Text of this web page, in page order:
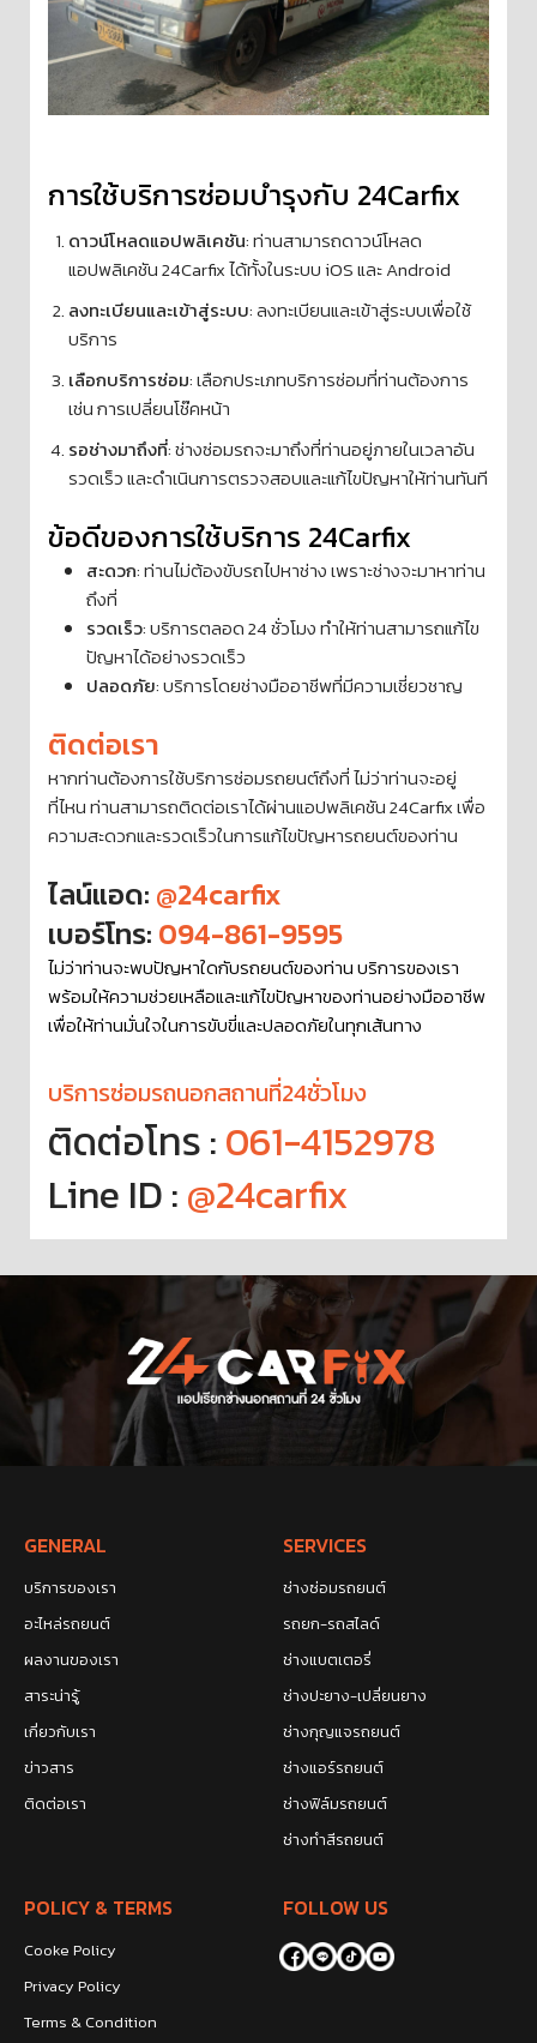
การใช้บริการซ่อมบำรุงกับ 24Carfix
ดาวน์โหลดแอปพลิเคชัน: ท่านสามารถดาวน์โหลด
แอปพลิเคชัน 24Carfix ได้ทั้งในระบบ iOS และ Android
ลงทะเบียนและเข้าสู่ระบบ: ลงทะเบียนและเข้าสู่ระบบเพื่อใช้
บริการ
เลือกบริการซ่อม: เลือกประเภทบริการซ่อมที่ท่านต้องการ
เช่น การเปลี่ยนโช๊คหน้า
รอช่างมาถึงที่: ช่างซ่อมรถจะมาถึงที่ท่านอยู่ภายในเวลาอัน
รวดเร็ว และดำเนินการตรวจสอบและแก้ไขปัญหาให้ท่านทันที
ข้อดีของการใช้บริการ 24Carfix
สะดวก: ท่านไม่ต้องขับรถไปหาช่าง เพราะช่างจะมาหาท่าน
ถึงที่
รวดเร็ว: บริการตลอด 24 ชั่วโมง ทำให้ท่านสามารถแก้ไข
ปัญหาได้อย่างรวดเร็ว
ปลอดภัย: บริการโดยช่างมืออาชีพที่มีความเชี่ยวชาญ
ติดต่อเรา
หากท่านต้องการใช้บริการซ่อมรถยนต์ถึงที่ ไม่ว่าท่านจะอยู่
ที่ไหน ท่านสามารถติดต่อเราได้ผ่านแอปพลิเคชัน 24Carfix เพื่อ
ความสะดวกและรวดเร็วในการแก้ไขปัญหารถยนต์ของท่าน
ไลน์แอด: @24carfix
เบอร์โทร: 094-861-9595
ไม่ว่าท่านจะพบปัญหาใดกับรถยนต์ของท่าน บริการของเรา
พร้อมให้ความช่วยเหลือและแก้ไขปัญหาของท่านอย่างมืออาชีพ
เพื่อให้ท่านมั่นใจในการขับขี่และปลอดภัยในทุกเส้นทาง
บริการซ่อมรถนอกสถานที่24ชั่วโมง
ติดต่อโทร :061-4152978
Line ID :@24carfix
GENERAL
บริการของเรา
อะไหล่รถยนต์
ผลงานของเรา
สาระน่ารู้
เกี่ยวกับเรา
ข่าวสาร
ติดต่อเรา
SERVICES
ช่างซ่อมรถยนต์
รถยก-รถสไลด์
ช่างแบตเตอรี่
ช่างปะยาง-เปลี่ยนยาง
ช่างกุญแจรถยนต์
ช่างแอร์รถยนต์
ช่างฟิล์มรถยนต์
ช่างทำสีรถยนต์
POLICY & TERMS
Cooke Policy
Privacy Policy
Terms & Condition
FOLLOW US